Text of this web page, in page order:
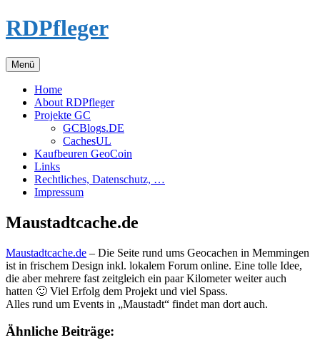
Zum
Inhalt
RDPfleger
Menü
Home
About RDPfleger
Projekte GC
GCBlogs.DE
CachesUL
Kaufbeuren GeoCoin
Links
Rechtliches, Datenschutz, …
Impressum
Maustadtcache.de
Maustadtcache.de – Die Seite rund ums Geocachen in Memmingen
ist in frischem Design inkl. lokalem Forum online. Eine tolle Idee,
die aber mehrere fast zeitgleich ein paar Kilometer weiter auch
hatten 🙂 Viel Erfolg dem Projekt und viel Spass.
Alles rund um Events in „Maustadt“ findet man dort auch.
Ähnliche Beiträge: